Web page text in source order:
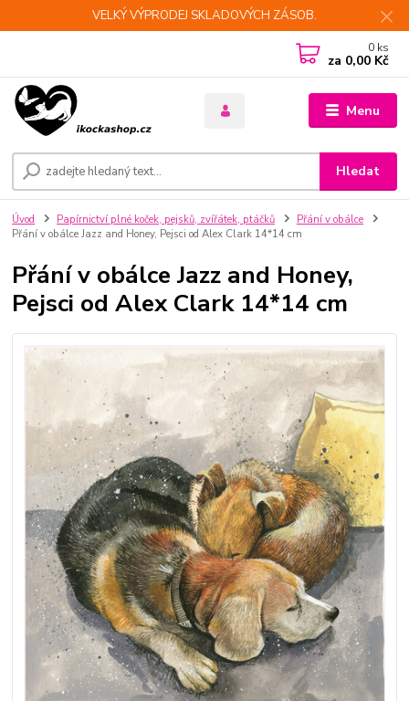
VELKÝ VÝPRODEJ SKLADOVÝCH ZÁSOB.
Menu
Hledat
0 ks
za 0,00 Kč
Úvod Papírnictví plné koček, pejsků, zvířátek, ptáčků
Přání v obálce
Přání v obálce Jazz and Honey, Pejsci od Alex Clark 14*14 cm
Přání v obálce Jazz and Honey,
Pejsci od Alex Clark 14*14 cm